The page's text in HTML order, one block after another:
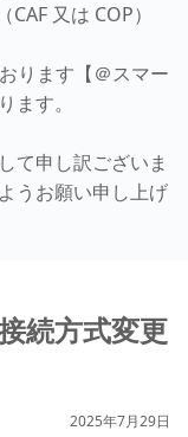
又は COP）
ります【＠スマー
ます。
て申し訳ございま
うお願い申し上げ
続方式変更
2025年7月29日